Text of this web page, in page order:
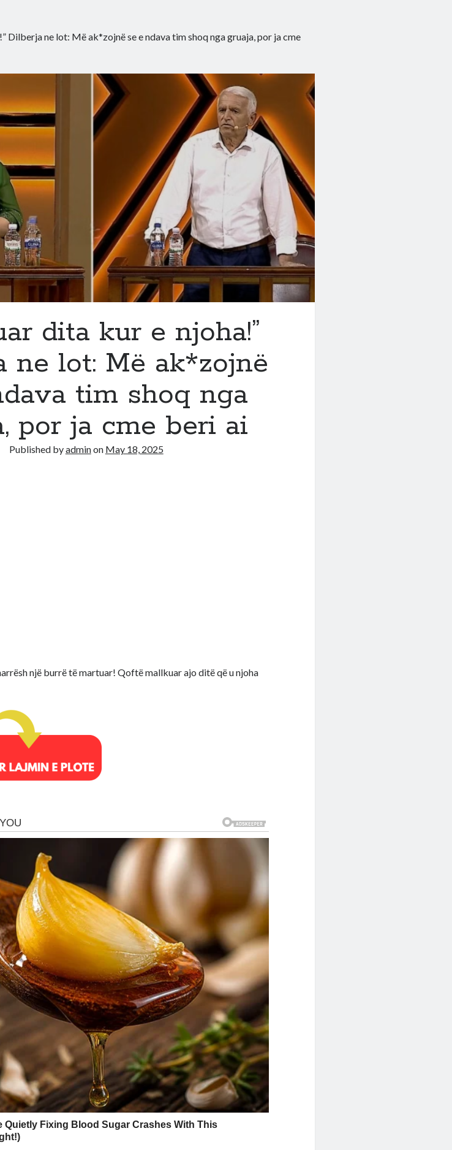
Dilberja ne lot: Më ak*zojnë se e ndava tim shoq nga gruaja, por ja cme
dita kur e njoha!”
ne lot: Më ak*zojnë
tim shoq nga
por ja cme beri ai
Published byadminon May 18, 2025
një burrë të martuar! Qoftë mallkuar ajo ditë që u njoha